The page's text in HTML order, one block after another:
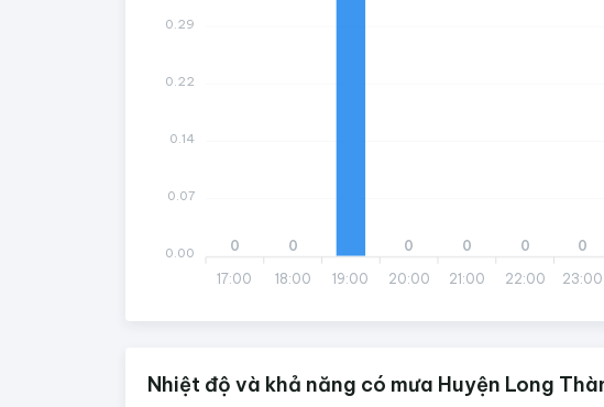
17:00 18:00 19:00 20:00 21:00 22:00 23:00
0 0 0 0 0 0
0.29
0.22
0.14
0.07
0.00
Nhiệt độ và khả năng có mưa Huyện Long